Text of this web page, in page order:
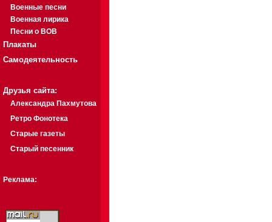
Военные песни
Военная лирика
Песни о ВОВ
Плакаты
Самодеятельность
Друзья сайта:
Александра Пахмутова
Ретро Фонотека
Старые газеты
Старый песенник
Реклама: